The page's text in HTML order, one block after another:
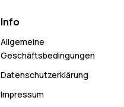
Info
Allgemeine
Geschäftsbedingungen
Datenschutzerklärung
Impressum